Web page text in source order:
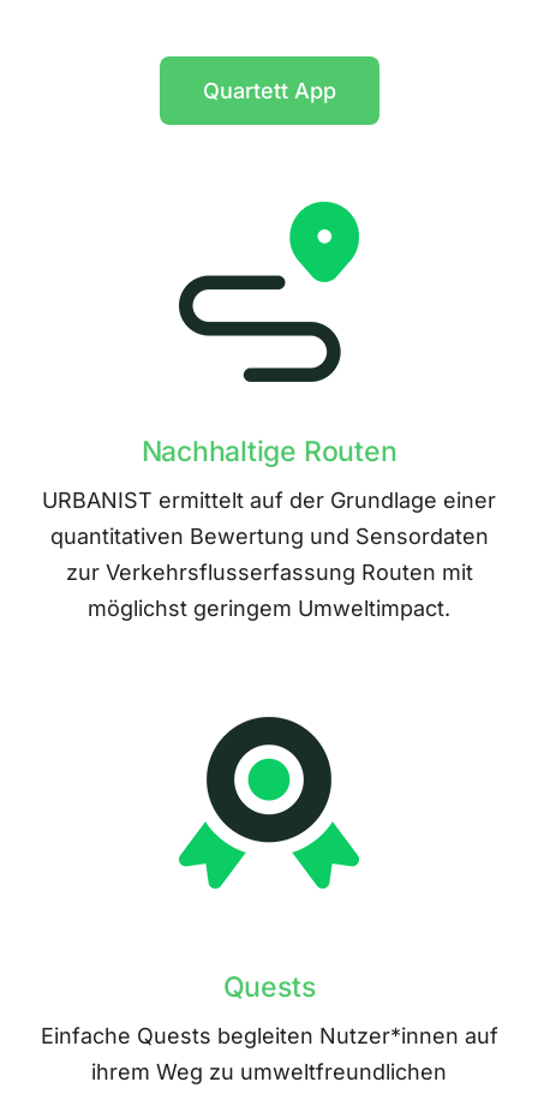
Quartett App
Nachhaltige Routen
URBANIST ermittelt auf der Grundlage einer
quantitativen Bewertung und Sensordaten
zur Verkehrsflusserfassung Routen mit
möglichst geringem Umweltimpact.
Quests
Einfache Quests begleiten Nutzer*innen auf
ihrem Weg zu umweltfreundlichen